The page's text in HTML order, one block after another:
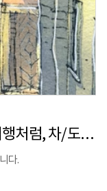
[playlist] 11월, 매일의 일상을 여행처럼, 차/도/락 | 보틀웍스 X 스톰프뮤직 X 정승빈
다.